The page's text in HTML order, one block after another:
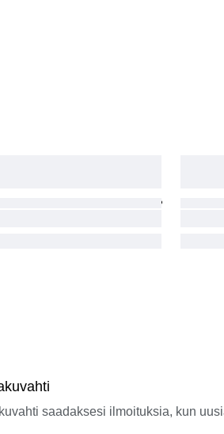
saadaksesi ilmoituksia, kun